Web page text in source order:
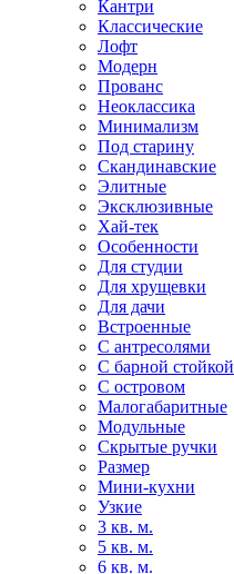
Кантри
Классические
Лофт
Модерн
Прованс
Неоклассика
Минимализм
Под старину
Скандинавские
Элитные
Эксклюзивные
Хай-тек
Особенности
Для студии
Для хрущевки
Для дачи
Встроенные
С антресолями
С барной стойкой
С островом
Малогабаритные
Модульные
Скрытые ручки
Размер
Мини-кухни
Узкие
3 кв. м.
5 кв. м.
6 кв. м.